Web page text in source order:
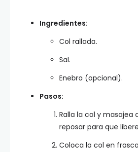
Ingredientes:
Col rallada.
Sal.
Enebro (opcional).
Pasos:
Ralla la col y masajea
reposar para que
Coloca la col en